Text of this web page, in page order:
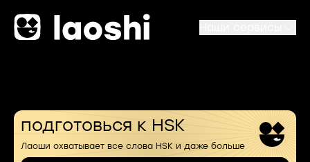
подготовься к HSK
Лаоши охватывает все слова HSK и даже больше